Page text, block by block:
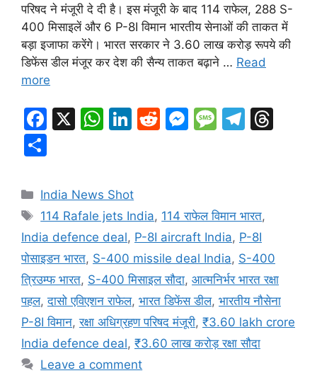
परिषद ने मंजूरी दे दी है। इस मंजूरी के बाद 114 राफेल, 288 S-
400 मिसाइलें और 6 P-8I विमान भारतीय सेनाओं की ताकत में
बड़ा इजाफा करेंगे। भारत सरकार ने 3.60 लाख करोड़ रूपये की
डिफेंस डील मंजूर कर देश की सैन्य ताकत बढ़ाने … Read
more
F
e
b
o
o
k
X
W
s
A
p
p
Li
e
dI
n
R
t
M
e
n
g
er
M
a
g
e
T
a
m
ar
e
Categories
India News Shot
Tags
114 Rafale jets India, 114 राफेल विमान भारत,
India defence deal, P-8I aircraft India, P-8I
पोसाइडन भारत, S-400 missile deal India, S-400
त्रिउम्फ भारत, S-400 मिसाइल सौदा, आत्मनिर्भर भारत रक्षा
पहल,दासो एविएशन राफेल, भारत डिफेंस डील, भारतीय नौसेना
P-8I विमान,रक्षा अधिग्रहण परिषद मंजूरी, ₹3.60 lakh crore
India defence deal, ₹3.60 लाख करोड़ रक्षा सौदा
Leave a comment